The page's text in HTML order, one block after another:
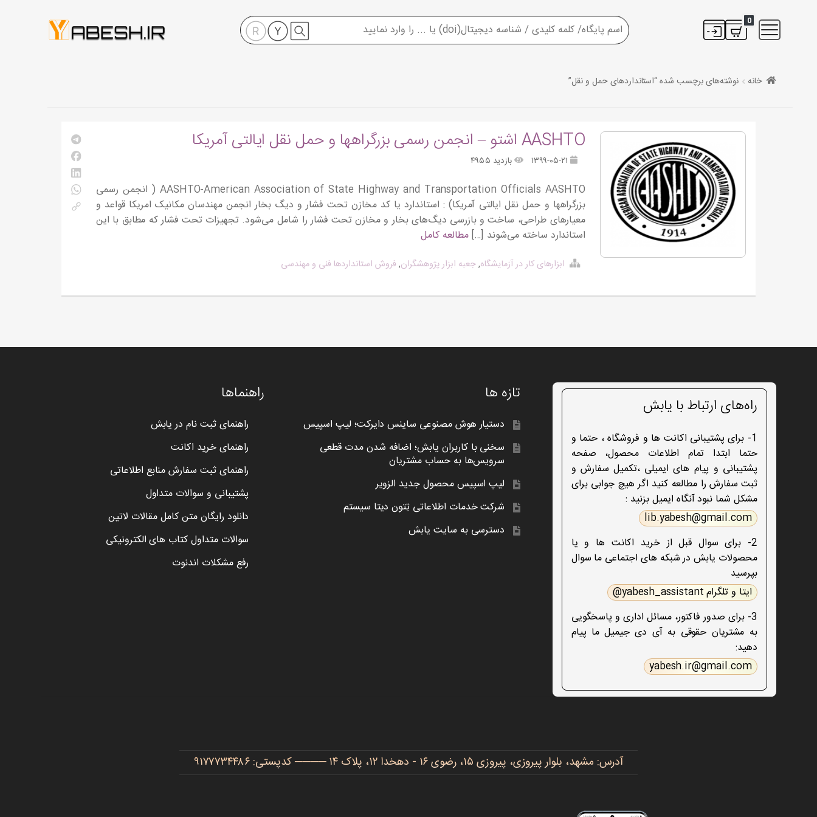
0
خانه نوشته‌های برچسب شده “استانداردهای حمل و نقل”
AASHTO اشتو – انجمن رسمی بزرگراهها و حمل نقل ایالتی آمریکا
بازدید ۴۹۵۵
AASHTO-American Association of State Highway and Transportation Officials AASHTO ( انجمن رسمی
بزرگراهها و حمل نقل ایالتی آمریکا) : استاندارد یا کد مخازن تحت فشار و دیگ بخار انجمن مهندسان مکانیک امریکا قواعد و
معیارهای طراحی، ساخت و بازرسی دیگ‌های بخار و مخازن تحت فشار را شامل می‌شود. تجهیزات تحت فشار که مطابق با این
استاندارد ساخته می‌شوند […]مطالعه کامل
ابزارهای کار در آزمایشگاه,جعبه ابزار پژوهشگران, فروش استانداردها فنی و مهندسی
راه‌های ارتباط با یابش
1- برای پشتیبانی اکانت ها و فروشگاه ، حتما و
حتما ابتدا تمام اطلاعات محصول، صفحه
پشتیبانی و پیام های ایمیلی ،تکمیل سفارش و
ثبت سفارش را مطالعه کنید اگر هیچ جوابی برای
مشکل شما نبود آنگاه ایمیل بزنید :
lib.yabesh@gmail.com
2- برای سوال قبل از خرید اکانت ها و یا
محصولات یابش در شبکه های اجتماعی ما سوال
بپرسید
ایتا و تلگرام yabesh_assistant@
3- برای صدور فاکتور، مسائل اداری و پاسخگویی
به مشتریان حقوقی به آی دی جیمیل ما پیام
دهید:
yabesh.ir@gmail.com
تازه ها
دستیار هوش مصنوعی ساینس دایرکت؛ لیپ اسپیس
سخنی با کاربران یابش؛ اضافه شدن مدت قطعی
سرویس‌ها به حساب مشتریان
لیپ اسپیس محصول جدید الزویر
شرکت خدمات اطلاعاتی تِتون دیتا سیستم
دسترسی به سایت یابش
راهنماها
راهنمای ثبت نام در یابش
راهنمای خرید اکانت
راهنمای ثبت سفارش منابع اطلاعاتی
پشتیبانی و سوالات متداول
دانلود رایگان متن کامل مقالات لاتین
سوالات متداول کتاب های الکترونیکی
رفع مشکلات اندنوت
آدرس: مشهد، بلوار پیروزی، پیروزی ۱۵، رضوی ۱۶ - دهخدا ۱۲، پلاک ۱۴ ──── کدپستی: ۹۱۷۷۷۳۴۴۸۶